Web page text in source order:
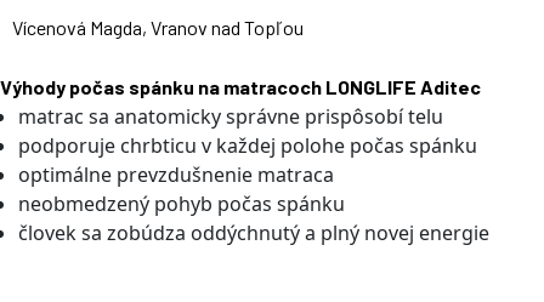
Vícenová Magda, Vranov nad Topľou
Výhody počas spánku na matracoch LONGLIFE Aditec
matrac sa anatomicky správne prispôsobí telu
podporuje chrbticu v každej polohe počas spánku
optimálne prevzdušnenie matraca
neobmedzený pohyb počas spánku
človek sa zobúdza oddýchnutý a plný novej energie